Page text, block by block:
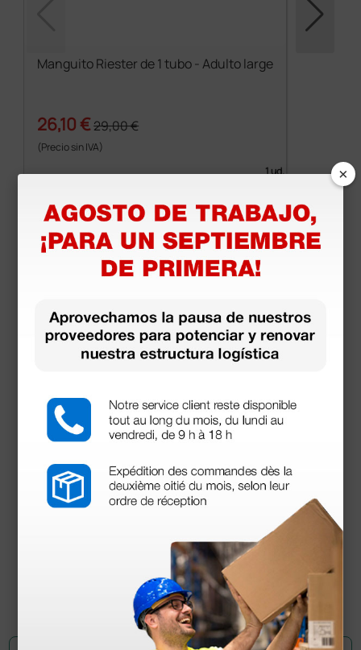
Manguito Riester de 1 tubo - Adulto large
26,10 €29,00 €
(Precio sin IVA)
1 ud.
Productos similares
Tensiómetro aneroide London - negro
×